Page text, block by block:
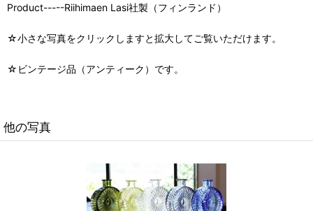
Product-----Riihimaen Lasi社製（フィンランド）
☆小さな写真をクリックしますと拡大してご覧いただけます。
☆ビンテージ品（アンティーク）です。
他の写真